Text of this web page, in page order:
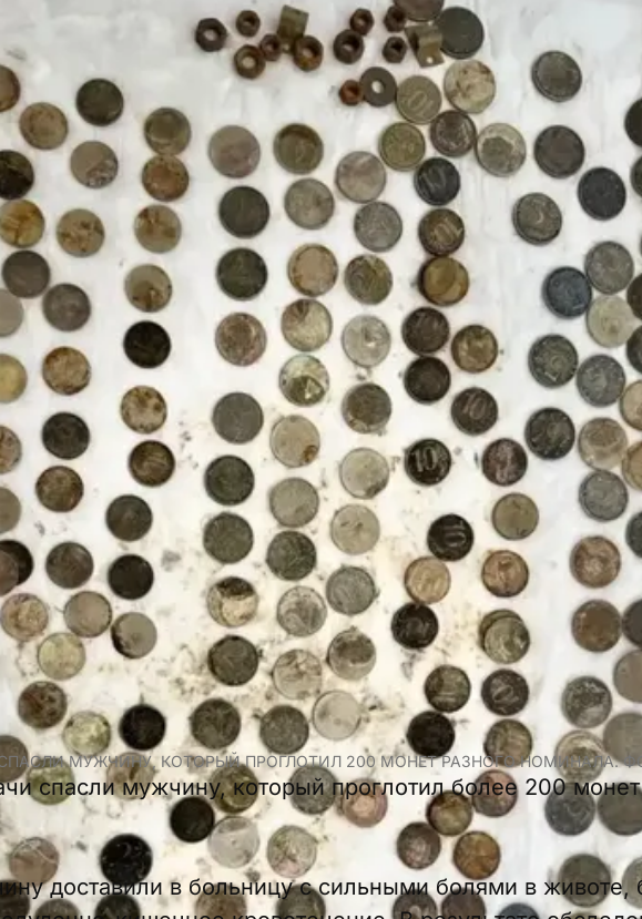
СПАСЛИ МУЖЧИНУ, КОТОРЫЙ ПРОГЛОТИЛ 200 МОНЕТ РАЗНОГО НОМИНАЛА.
спасли мужчину, который проглотил более 200 монет
доставили в больницу с сильными болями в животе,